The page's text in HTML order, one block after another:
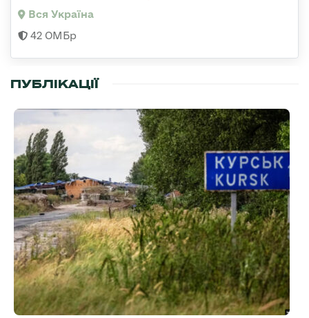
Вся Україна
42 ОМБр
ПУБЛІКАЦІЇ